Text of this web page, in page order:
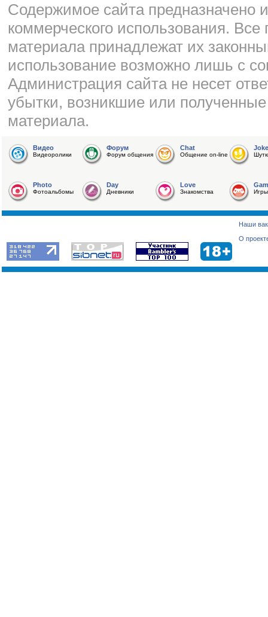
Cодержимое сайта предназначено
коммерческого использования.
материала принадлежат их
использование возможно лишь с
Администрация сайта не несет
убытки, возникшие или
материала.
Видео
Видеоролики
Форум
Форум общения
Chat
Общение on-line
Joke
Photo
Фотоальбомы
Day
Дневники
Love
Знакомства Игры
Наши
О